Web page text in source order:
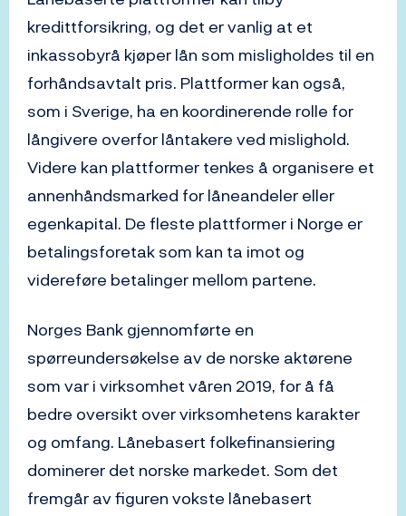
kredittforsikring, og det er vanlig at et
inkassobyrå kjøper lån som misligholdes til en
forhåndsavtalt pris. Plattformer kan også,
som i Sverige, ha en koordinerende rolle for
långivere overfor låntakere ved mislighold.
Videre kan plattformer tenkes å organisere et
annenhåndsmarked for låneandeler eller
egenkapital. De fleste plattformer i Norge er
betalingsforetak som kan ta imot og
videreføre betalinger mellom partene.
Norges Bank gjennomførte en
spørreundersøkelse av de norske aktørene
som var i virksomhet våren 2019, for å få
bedre oversikt over virksomhetens karakter
og omfang. Lånebasert folkefinansiering
dominerer det norske markedet. Som det
fremgår av figuren vokste lånebasert